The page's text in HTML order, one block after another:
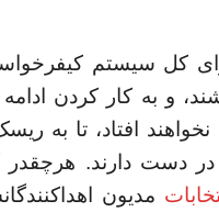
کل سیستم
و به کار کردن
نخواهند افتاد، تا به
دست دارند. هرچقدر
مدیون